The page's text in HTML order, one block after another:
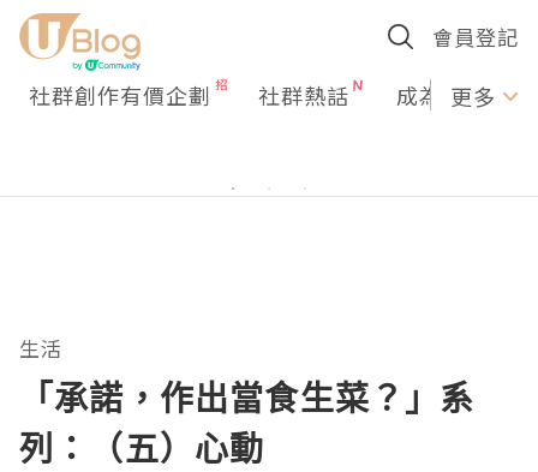
會員登記
社群創作有價企劃 社群熱話 成為U更多
生活
「承諾，作出當食生菜？」系
列：（五）心動